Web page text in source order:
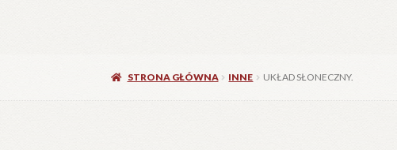
STRONA GŁÓWNA INNE UKŁAD SŁONECZNY.